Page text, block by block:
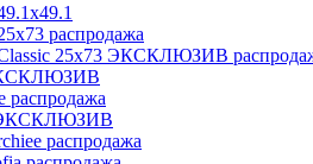
распродажа
25x73 ЭКСКЛЮЗИВ
распродажа
ЭКСКЛЮЗИВ
распродажа